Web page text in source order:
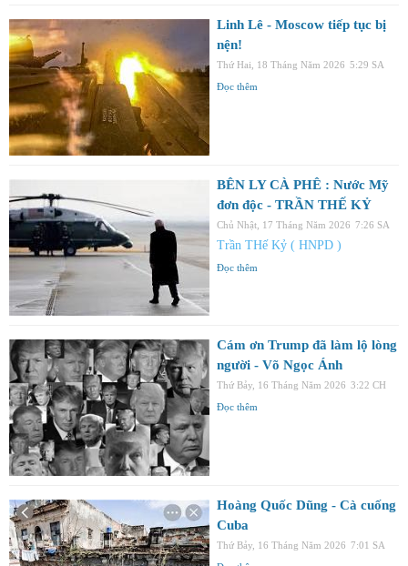
Linh Lê - Moscow tiếp tục bị
nện!
Thứ Hai, 18 Tháng Năm 2026 5:29 SA
Đọc thêm
BÊN LY CÀ PHÊ : Nước Mỹ
đơn độc - TRẦN THẾ KỶ
Chủ Nhật, 17 Tháng Năm 2026 7:26 SA
Trần THế Kỷ ( HNPD )
Đọc thêm
Cám ơn Trump đã làm lộ lòng
người - Võ Ngọc Ánh
Thứ Bảy, 16 Tháng Năm 2026 3:22 CH
Đọc thêm
Hoàng Quốc Dũng - Cà cuống
Cuba
Thứ Bảy, 16 Tháng Năm 2026 7:01 SA